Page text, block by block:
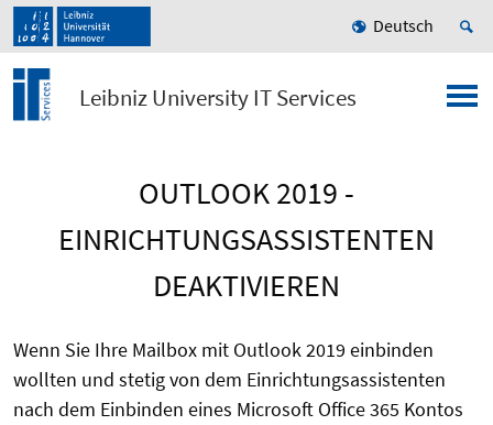
Deutsch
Leibniz University IT Services
OUTLOOK 2019 -
EINRICHTUNGSASSISTENTEN
DEAKTIVIEREN
Wenn Sie Ihre Mailbox mit Outlook 2019 einbinden
wollten und stetig von dem Einrichtungsassistenten
nach dem Einbinden eines Microsoft Office 365 Kontos